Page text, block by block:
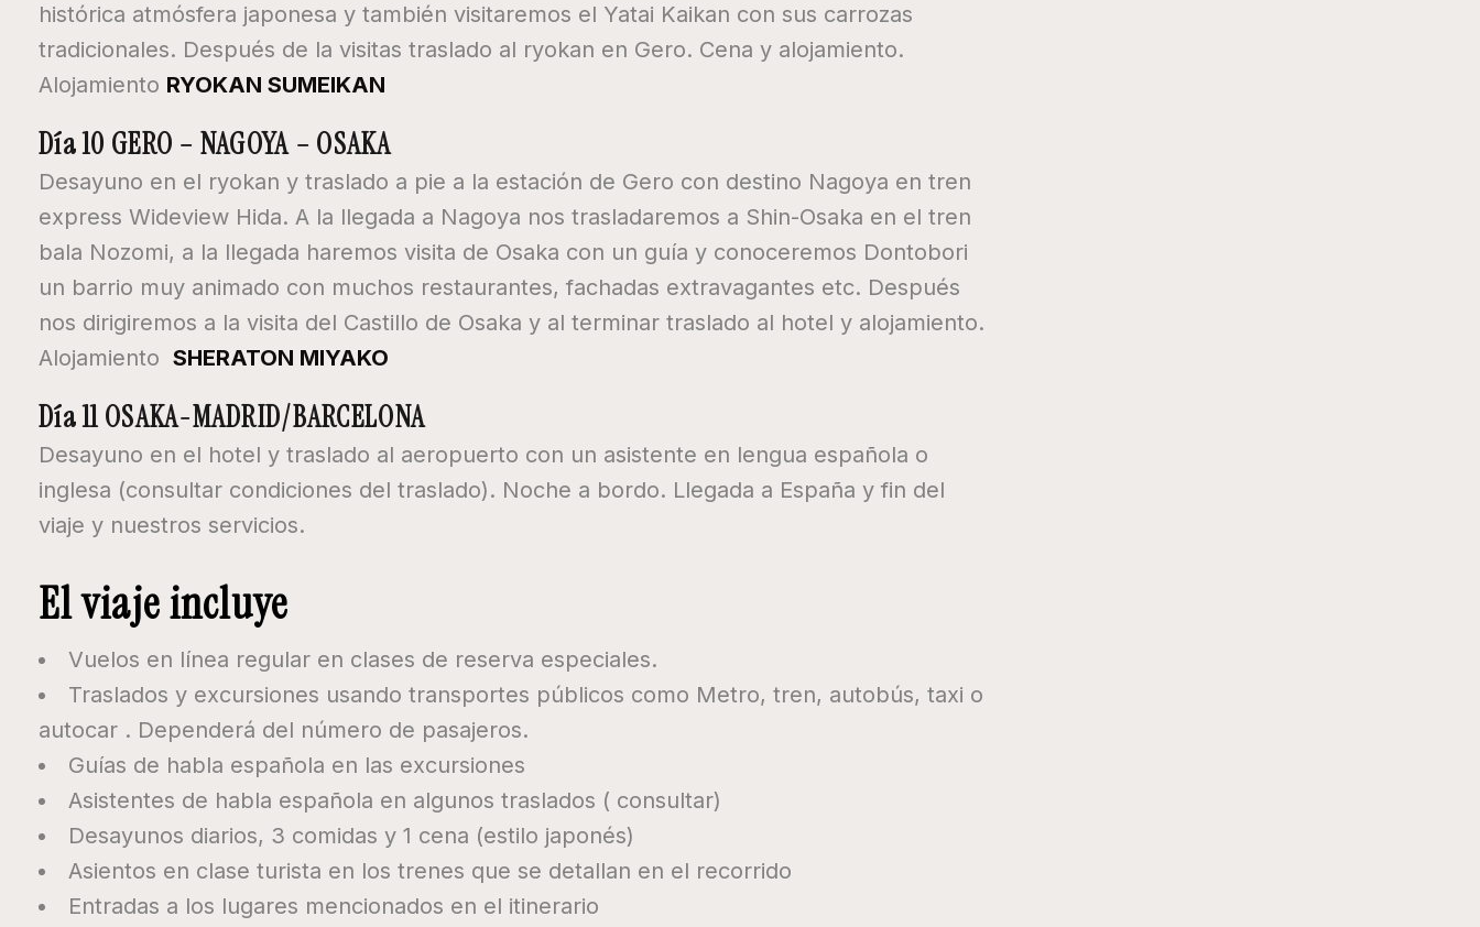
histórica atmósfera japonesa y también visitaremos el Yatai Kaikan con sus carrozas
tradicionales. Después de la visitas traslado al ryokan en Gero. Cena y alojamiento.
Alojamiento RYOKAN SUMEIKAN
Día 10 GERO – NAGOYA – OSAKA
Desayuno en el ryokan y traslado a pie a la estación de Gero con destino Nagoya en tren
express Wideview Hida. A la llegada a Nagoya nos trasladaremos a Shin-Osaka en el tren
bala Nozomi, a la llegada haremos visita de Osaka con un guía y conoceremos Dontobori
un barrio muy animado con muchos restaurantes, fachadas extravagantes etc. Después
nos dirigiremos a la visita del Castillo de Osaka y al terminar traslado al hotel y alojamiento.
Alojamiento SHERATON MIYAKO
Día 11 OSAKA-MADRID/BARCELONA
Desayuno en el hotel y traslado al aeropuerto con un asistente en lengua española o
inglesa (consultar condiciones del traslado). Noche a bordo. Llegada a España y fin del
viaje y nuestros servicios.
El viaje incluye
Vuelos en línea regular en clases de reserva especiales.
Traslados y excursiones usando transportes públicos como Metro, tren, autobús, taxi o
autocar . Dependerá del número de pasajeros.
Guías de habla española en las excursiones
Asistentes de habla española en algunos traslados ( consultar)
Desayunos diarios, 3 comidas y 1 cena (estilo japonés)
Asientos en clase turista en los trenes que se detallan en el recorrido
Entradas a los lugares mencionados en el itinerario